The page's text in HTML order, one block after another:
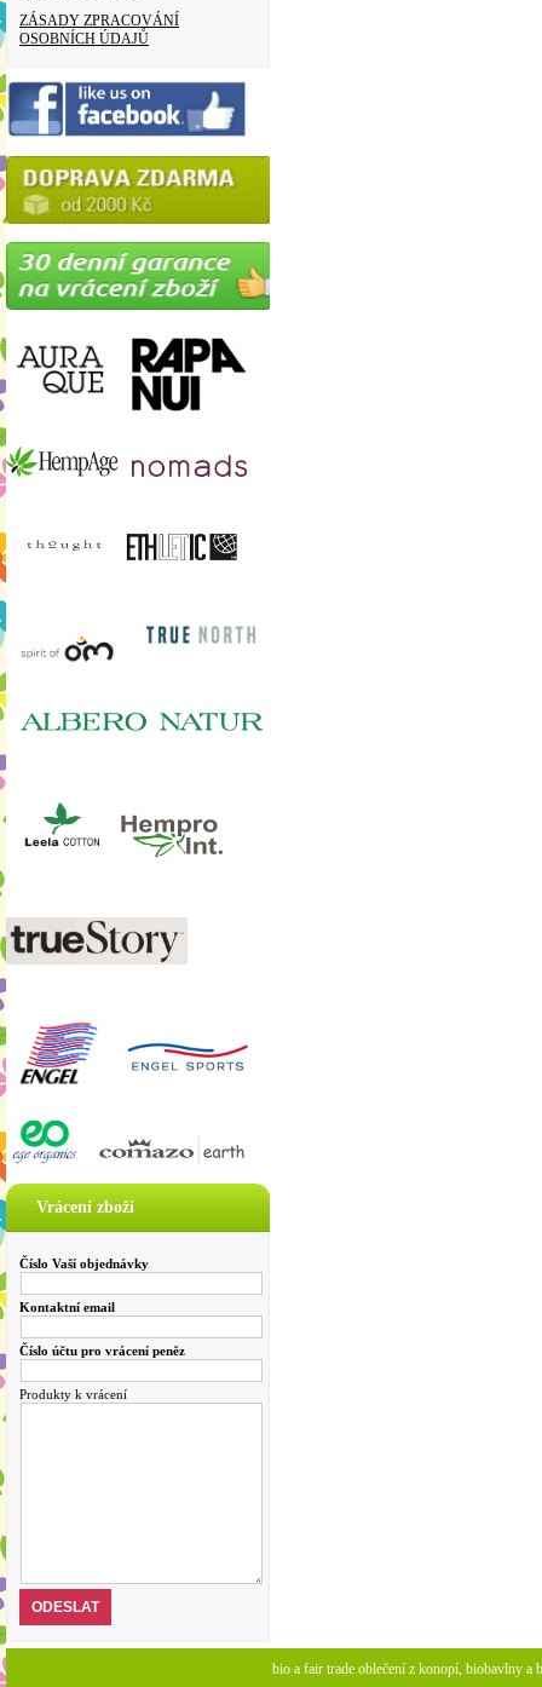
ZÁSADY ZPRACOVÁNÍ
OSOBNÍCH ÚDAJŮ
Vrácení zboží
Číslo Vaší objednávky
Kontaktní email
Číslo účtu pro vrácení peněz
Produkty k vrácení
bio a fair trade oblečení z konopí, biobavlny a